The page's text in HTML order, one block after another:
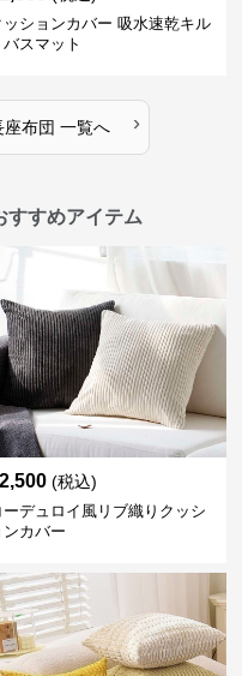
ッションカバー 吸水速乾キル
バスマット
座布団 一覧へ ›
すすめアイテム
(税込)
ーデュロイ風リブ織りクッシ
ンカバー